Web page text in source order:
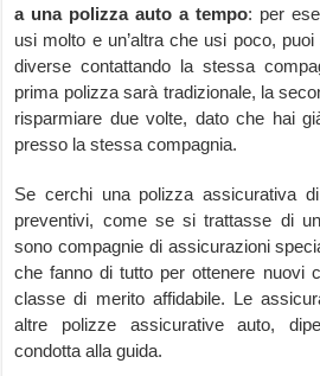
a una polizza auto a tempo: per
usi molto e un’altra che usi poco,
diverse contattando la stessa
prima polizza sarà tradizionale, la
risparmiare due volte, dato che hai
presso la stessa compagnia.
Se cerchi una polizza assicurativa
preventivi, come se si trattasse di
sono compagnie di assicurazioni
che fanno di tutto per ottenere nuovi
classe di merito affidabile. Le
altre polizze assicurative auto,
condotta alla guida.